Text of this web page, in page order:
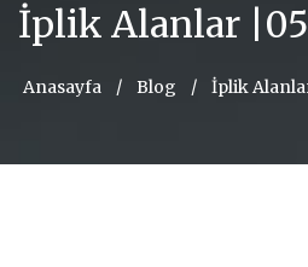
İplik Alanlar
Anasayfa / Blog / İplik